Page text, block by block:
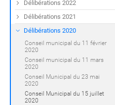
Délibérations 2022
Délibérations 2021
Délibérations 2020
Conseil municipal du 11 février
2020
Conseil municipal du 11 mars
2020
Conseil Municipal du 23 mai
2020
Conseil Municipal du 15 juillet
2020